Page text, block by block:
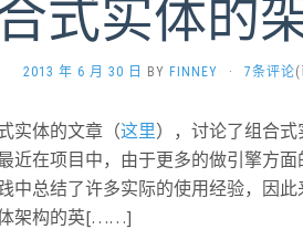
式实体的
2013 年 6 月 30 日 BY FINNEY · 7条评论
实体的文章（这里），讨论了组合
近在项目中，由于更多的做引擎方
中总结了许多实际的使用经验，因
体架构的英[……]